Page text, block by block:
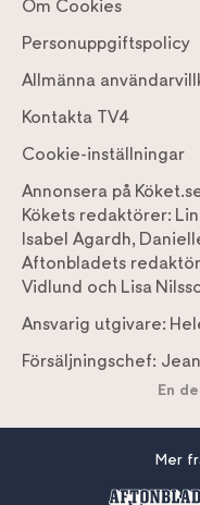
Om Cookies
Personuppgiftspolicy
Allmänna
Kontakta TV4
Cookie-inställningar
Annonsera på
Kökets redaktörer:
Isabel Agardh,
Aftonbladets
Vidlund och Lisa
Ansvarig utgivare:
Försäljningschef:
En
Mer